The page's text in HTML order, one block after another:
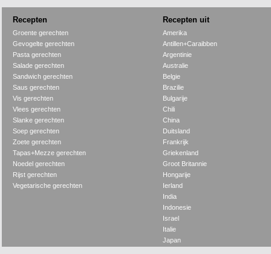
Recepten Recepten uit
Groente gerechten
Gevogelte gerechten
Pasta gerechten
Salade gerechten
Sandwich gerechten
Saus gerechten
Vis gerechten
Vlees gerechten
Slanke gerechten
Soep gerechten
Zoete gerechten
Tapas+Mezze gerechten
Noedel gerechten
Rijst gerechten
Vegetarische gerechten
Amerika
Antillen+Caraibben
Argentinie
Australie
Belgie
Brazilie
Bulgarije
Chili
China
Duitsland
Frankrijk
Griekenland
Groot Britannie
Hongarije
Ierland
India
Indonesie
Israel
Italie
Japan